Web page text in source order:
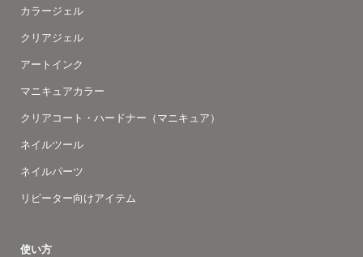
カラージェル
クリアジェル
アートインク
マニキュアカラー
クリアコート・ハードナー（マニキュア）
ネイルツール
ネイルパーツ
リピーター向けアイテム
使い方